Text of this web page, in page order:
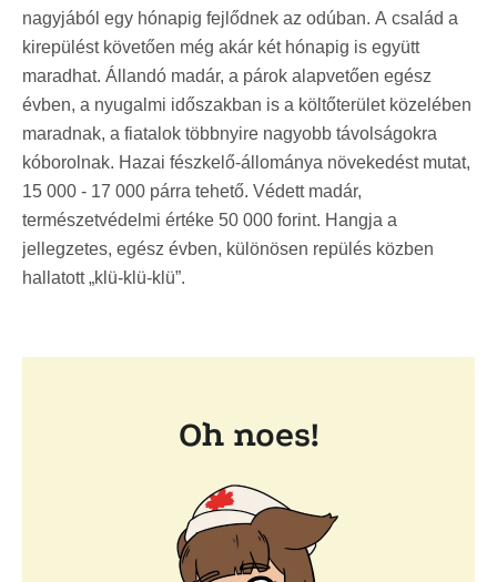
nagyjából egy hónapig fejlődnek az odúban. A család a
kirepülést követően még akár két hónapig is együtt
maradhat. Állandó madár, a párok alapvetően egész
évben, a nyugalmi időszakban is a költőterület közelében
maradnak, a fiatalok többnyire nagyobb távolságokra
kóborolnak. Hazai fészkelő-állománya növekedést mutat,
15 000 - 17 000 párra tehető. Védett madár,
természetvédelmi értéke 50 000 forint. Hangja a
jellegzetes, egész évben, különösen repülés közben
hallatott „klü-klü-klü”.